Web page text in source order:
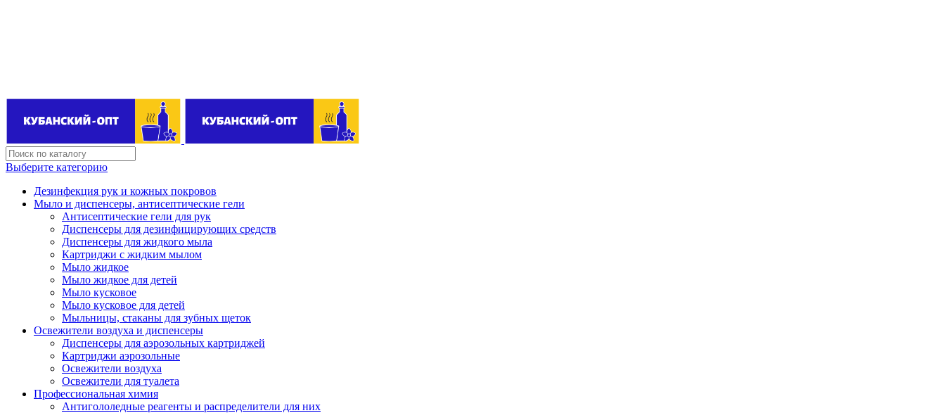
Выберите категорию
Дезинфекция рук и кожных покровов
Мыло и диспенсеры, антисептические гели
Антисептические гели для рук
Диспенсеры для дезинфицирующих средств
Диспенсеры для жидкого мыла
Картриджи с жидким мылом
Мыло жидкое
Мыло жидкое для детей
Мыло кусковое
Мыло кусковое для детей
Мыльницы, стаканы для зубных щеток
Освежители воздуха и диспенсеры
Диспенсеры для аэрозольных картриджей
Картриджи аэрозольные
Освежители воздуха
Освежители для туалета
Профессиональная химия
Антигололедные реагенты и распределители для них